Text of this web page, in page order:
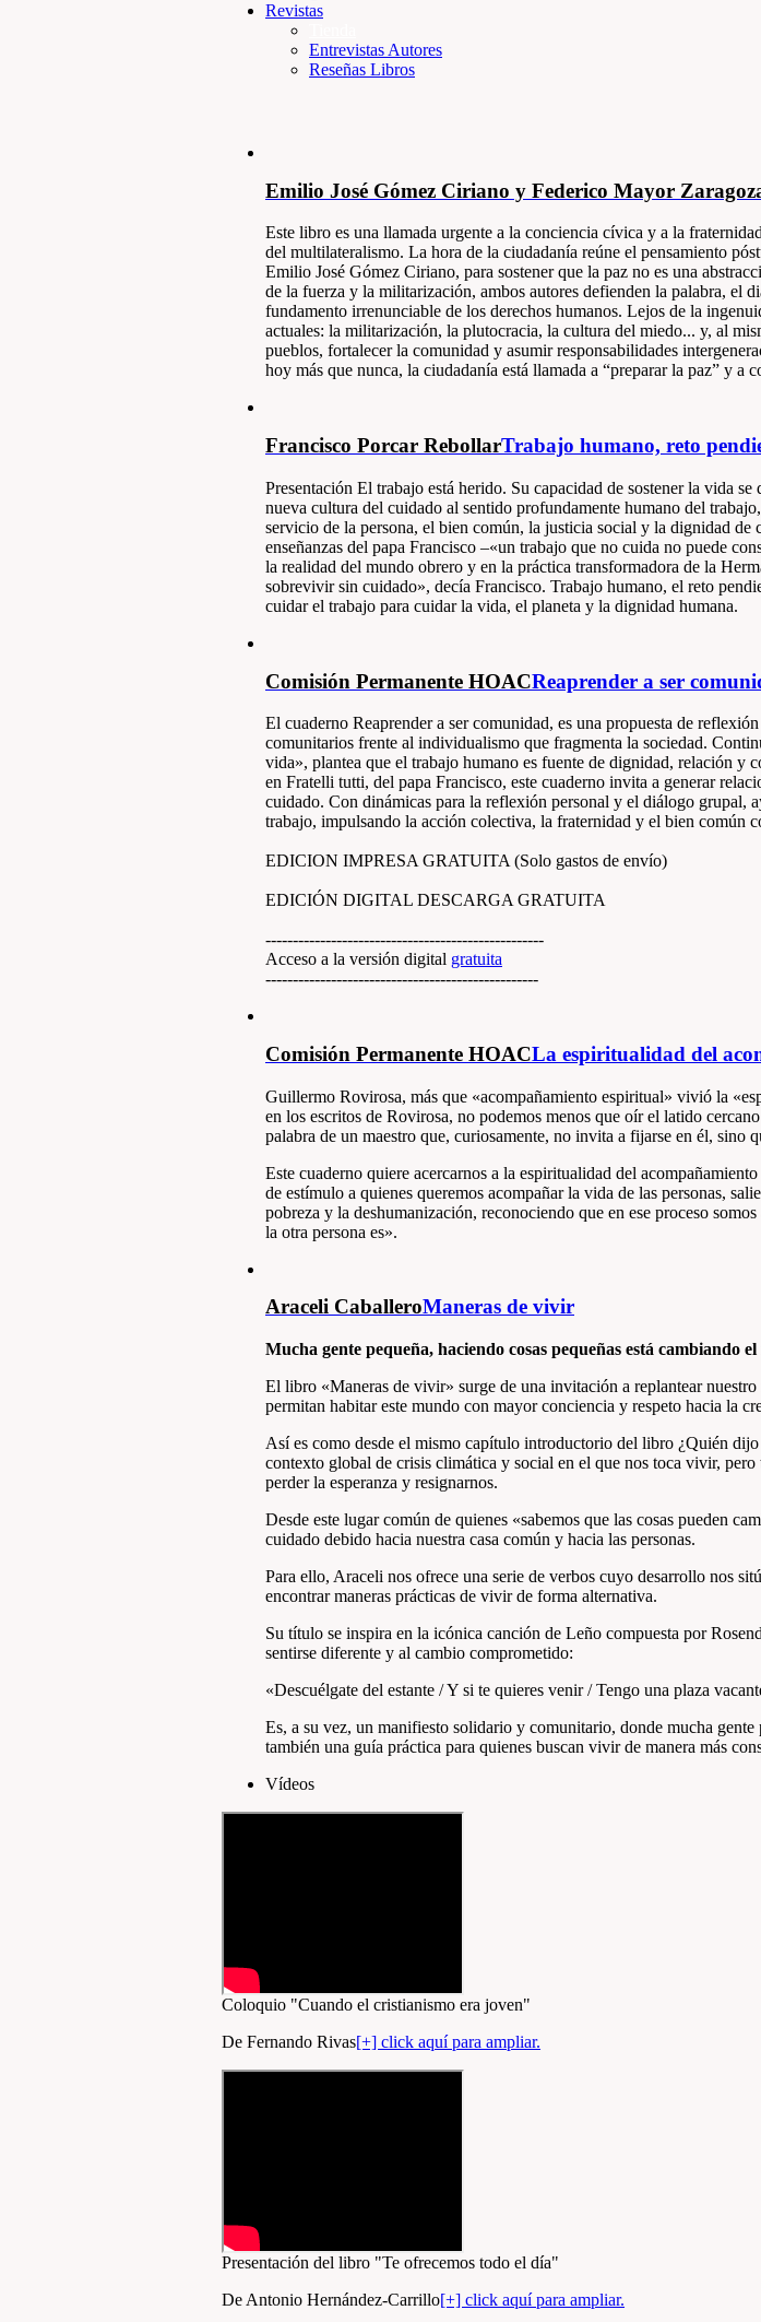
Revistas
Entrevistas Autores
Reseñas Libros
Emilio José Gómez Ciriano y Federico Mayor
Este libro es una llamada urgente a la conciencia cívica y a la
del multilateralismo. La hora de la ciudadanía reúne el pensamiento
Emilio José Gómez Ciriano, para sostener que la paz no es una
de la fuerza y la militarización, ambos autores defienden la palabra, el
fundamento irrenunciable de los derechos humanos. Lejos de la
actuales: la militarización, la plutocracia, la cultura del miedo... y, al
pueblos, fortalecer la comunidad y asumir responsabilidades
hoy más que nunca, la ciudadanía está llamada a “preparar la paz” y a
Francisco Porcar RebollarTrabajo humano, reto
Presentación El trabajo está herido. Su capacidad de sostener la vida
nueva cultura del cuidado al sentido profundamente humano del
servicio de la persona, el bien común, la justicia social y la dignidad
enseñanzas del papa Francisco –«un trabajo que no cuida no puede
la realidad del mundo obrero y en la práctica transformadora de la
sobrevivir sin cuidado», decía Francisco. Trabajo humano, el reto
cuidar el trabajo para cuidar la vida, el planeta y la dignidad humana.
Comisión Permanente HOACReaprender a ser
El cuaderno Reaprender a ser comunidad, es una propuesta de
comunitarios frente al individualismo que fragmenta la sociedad.
vida», plantea que el trabajo humano es fuente de dignidad, relación
en Fratelli tutti, del papa Francisco, este cuaderno invita a generar
cuidado. Con dinámicas para la reflexión personal y el diálogo grupal,
trabajo, impulsando la acción colectiva, la fraternidad y el bien común
EDICION IMPRESA GRATUITA (Solo gastos de envío)
EDICIÓN DIGITAL DESCARGA GRATUITA
---------------------------------------------------
Acceso a la versión digital gratuita
--------------------------------------------------
Comisión Permanente HOACLa espiritualidad del
Guillermo Rovirosa, más que «acompañamiento espiritual» vivió la
en los escritos de Rovirosa, no podemos menos que oír el latido
palabra de un maestro que, curiosamente, no invita a fijarse en él, sino
Este cuaderno quiere acercarnos a la espiritualidad del
de estímulo a quienes queremos acompañar la vida de las personas,
pobreza y la deshumanización, reconociendo que en ese proceso
la otra persona es».
Araceli CaballeroManeras de vivir
Mucha gente pequeña, haciendo cosas pequeñas está cambiando
El libro «Maneras de vivir» surge de una invitación a replantear
permitan habitar este mundo con mayor conciencia y respeto hacia la
Así es como desde el mismo capítulo introductorio del libro ¿Quién
contexto global de crisis climática y social en el que nos toca vivir,
perder la esperanza y resignarnos.
Desde este lugar común de quienes «sabemos que las cosas pueden
cuidado debido hacia nuestra casa común y hacia las personas.
Para ello, Araceli nos ofrece una serie de verbos cuyo desarrollo nos
encontrar maneras prácticas de vivir de forma alternativa.
Su título se inspira en la icónica canción de Leño compuesta por
sentirse diferente y al cambio comprometido:
«Descuélgate del estante / Y si te quieres venir / Tengo una plaza
Es, a su vez, un manifiesto solidario y comunitario, donde mucha
también una guía práctica para quienes buscan vivir de manera más
Ví­deos
Coloquio "Cuando el cristianismo era joven"
De Fernando Rivas[+] click aquí para ampliar.
Presentación del libro "Te ofrecemos todo el dí­a"
De Antonio Hernández-Carrillo[+] click aquí para ampliar.